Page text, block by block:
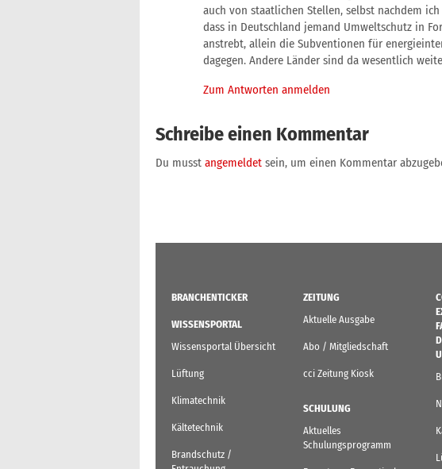
auch von staatlichen Stellen, selbst nachdem
dass in Deutschland jemand Umweltschutz in
anstrebt, allein die Subventionen für
dagegen. Andere Länder sind da wesentlich
Zum Antworten anmelden
Schreibe einen Kommentar
Du musst angemeldet sein, um einen Kommentar
BRANCHENTICKER
WISSENSPORTAL
Wissensportal Übersicht
Lüftung
Klimatechnik
Kältetechnik
Brandschutz /
ZEITUNG
Aktuelle Ausgabe
Abo / Mitgliedschaft
cci Zeitung Kiosk
SCHULUNG
Aktuelles
Schulungsprogramm